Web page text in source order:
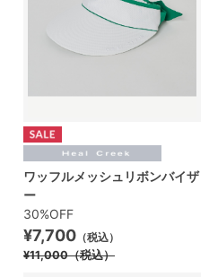
ワッフルメッシュリボンバイザ
ー
30%OFF
¥7,700 （税込）
¥11,000（税込）